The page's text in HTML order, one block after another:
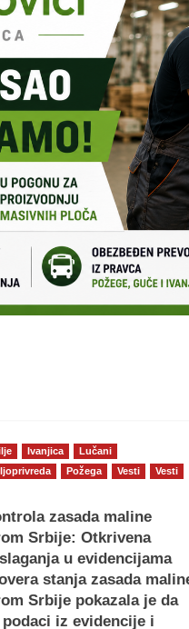
Ivanjica
Lučani
Požega Vesti Vesti
zasada maline
Srbije: Otkrivena
u evidencijama
stanja zasada
Srbije pokazala je da
podaci iz evidencije i